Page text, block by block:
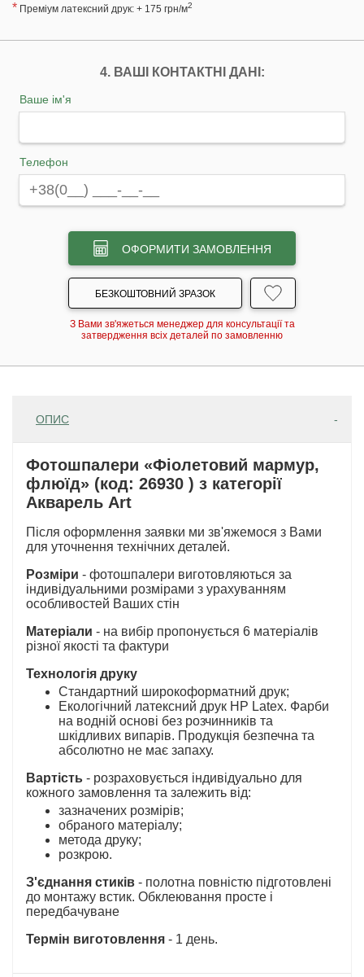
* Преміум латексний друк: + 175 грн/м2
4. ВАШІ КОНТАКТНІ ДАНІ:
Ваше ім'я
Телефон
ОФОРМИТИ ЗАМОВЛЕННЯ
БЕЗКОШТОВНИЙ ЗРАЗОК
З Вами зв'яжеться менеджер для консультації та
затвердження всіх деталей по замовленню
ОПИС
Фотошпалери «Фіолетовий мармур,
флюїд» (код: 26930 ) з категорії
Акварель Art
Після оформлення заявки ми зв'яжемося з Вами
для уточнення технічних деталей.
Розміри - фотошпалери виготовляються за
індивідуальними розмірами з урахуванням
особливостей Ваших стін
Матеріали - на вибір пропонується 6 матеріалів
різної якості та фактури
Технологія друку
Стандартний широкоформатний друк;
Екологічний латексний друк HP Latex. Фарби
на водній основі без розчинників та
шкідливих випарів. Продукція безпечна та
абсолютно не має запаху.
Вартість - розраховується індивідуально для
кожного замовлення та залежить від:
зазначених розмірів;
обраного матеріалу;
метода друку;
розкрою.
З'єднання стиків - полотна повністю підготовлені
до монтажу встик. Обклеювання просте і
передбачуване
Термін виготовлення - 1 день.